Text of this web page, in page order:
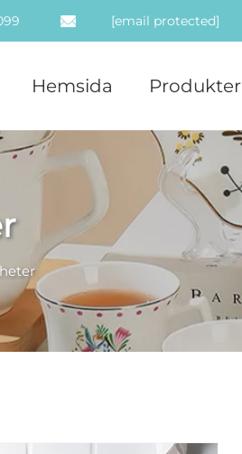
[email protected]
Hemsida Produkter